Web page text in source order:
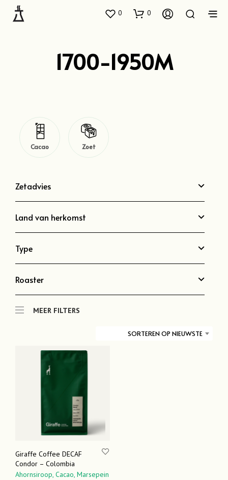
0 0
1700-1950M
Cacao Zoet
Zetadvies
Land van herkomst
Type
Roaster
MEER FILTERS
SORTEREN OP NIEUWSTE
Giraffe Coffee DECAF
Condor – Colombia
Ahornsiroop, Cacao, Marsepein